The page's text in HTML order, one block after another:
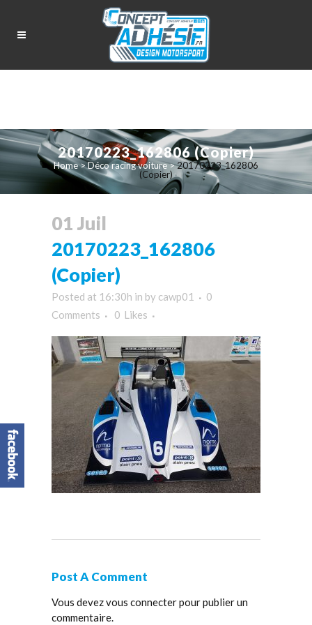
20170223_162806 (Copier)
Home>Déco racing voiture>20170223_162806
(Copier)
01 Juil
20170223_162806
(Copier)
Posted at 16:30h in by cawp01
0
Comments
0 Likes
Post A Comment
Vous devezvous connecterpour publier un
commentaire.